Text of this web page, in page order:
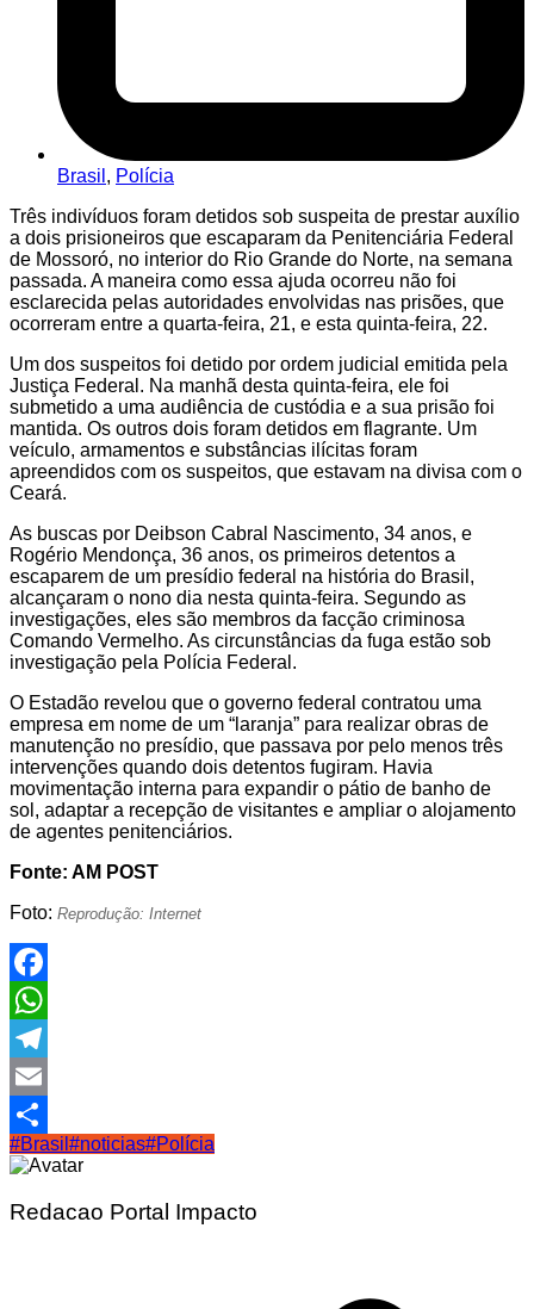
Brasil , Polícia
Três indivíduos foram detidos sob suspeita de prestar auxílio
a dois prisioneiros que escaparam da Penitenciária Federal
de Mossoró, no interior do Rio Grande do Norte, na semana
passada. A maneira como essa ajuda ocorreu não foi
esclarecida pelas autoridades envolvidas nas prisões, que
ocorreram entre a quarta-feira, 21, e esta quinta-feira, 22.
Um dos suspeitos foi detido por ordem judicial emitida pela
Justiça Federal. Na manhã desta quinta-feira, ele foi
submetido a uma audiência de custódia e a sua prisão foi
mantida. Os outros dois foram detidos em flagrante. Um
veículo, armamentos e substâncias ilícitas foram
apreendidos com os suspeitos, que estavam na divisa com o
Ceará.
As buscas por Deibson Cabral Nascimento, 34 anos, e
Rogério Mendonça, 36 anos, os primeiros detentos a
escaparem de um presídio federal na história do Brasil,
alcançaram o nono dia nesta quinta-feira. Segundo as
investigações, eles são membros da facção criminosa
Comando Vermelho. As circunstâncias da fuga estão sob
investigação pela Polícia Federal.
O Estadão revelou que o governo federal contratou uma
empresa em nome de um “laranja” para realizar obras de
manutenção no presídio, que passava por pelo menos três
intervenções quando dois detentos fugiram. Havia
movimentação interna para expandir o pátio de banho de
sol, adaptar a recepção de visitantes e ampliar o alojamento
de agentes penitenciários.
Fonte: AM POST
Foto: Reprodução: Internet
Facebook
WhatsApp
Telegram
Email
Share
#Brasil #noticias#Polícia
Redacao Portal Impacto